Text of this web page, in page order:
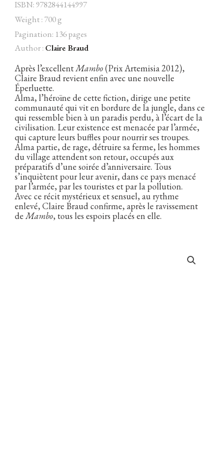
Facebook Instagram
ISBN: 9782844144997
Weight : 700 g
Pagination: 136 pages
Author : Claire Braud
Après l’excellentMambo(Prix Artemisia 2012),
Claire Braud revient enfin avec une nouvelle
Éperluette.
Alma, l’héroïne de cette fiction, dirige une petite
communauté qui vit en bordure de la jungle, dans ce
qui ressemble bien à un paradis perdu, à l’écart de la
civilisation. Leur existence est menacée par l’armée,
qui capture leurs buffles pour nourrir ses troupes.
Alma partie, de rage, détruire sa ferme, les hommes
du village attendent son retour, occupés aux
préparatifs d’une soirée d’anniversaire. Tous
s’inquiètent pour leur avenir, dans ce pays menacé
par l’armée, par les touristes et par la pollution.
Avec ce récit mystérieux et sensuel, au rythme
enlevé, Claire Braud confirme, après le ravissement
deMambo, tous les espoirs placés en elle.